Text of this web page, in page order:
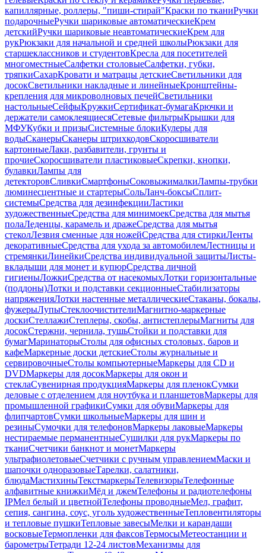
капиллярные, роллеры, "пиши-стирай"Краски по тканиРучки
подарочныеРучки шариковые автоматическиеКрем
детскийРучки шариковые неавтоматическиеКрем для
рукРюкзаки для начальной и средней школыРюкзаки для
старшеклассников и студентовКресла для посетителей
многоместныеСалфетки столовыеСалфетки, губки,
тряпкиСахарКровати и матрацы детскиеСветильники для
досокСветильники накладные и линейныеКронштейны-
крепления для микроволновых печейСветильники
настольныеСейфыКружкиСертификат-бумагаКрючки и
держатели самоклеящиесяСетевые фильтрыКрышки для
МФУКубки и призыСистемные блокиКулеры для
водыСканерыСканеры штрихкодовСкоросшиватели
картонныеЛаки, разбавители, грунты и
прочиеСкоросшиватели пластиковыеСкрепки, кнопки,
булавкиЛампы для
детекторовСливкиСмартфоныСоковыжималкиЛампы-трубки
люминесцентные и стартерыСольЛанч-боксыСплит-
системыСредства для дезинфекцииЛастики
художественныеСредства для минимоекСредства для мытья
полаЛеденцы, карамель и дражеСредства для мытья
стеколЛезвия сменные для ножейСредства для стиркиЛенты
декоративныеСредства для ухода за автомобилемЛестницы и
стремянкиЛинейкиСредства индивидуальной защитыЛисты-
вкладыши для монет и купюрСредства личной
гигиеныЛожкиСредства от насекомыхЛотки горизонтальные
(поддоны)Лотки и подставки секционныеСтабилизаторы
напряженияЛотки настенные металлическиеСтаканы, бокалы,
фужерыЛупыСтеклоочистителиМагнитно-маркерные
доскиСтеллажиСтеплеры, скобы, антистеплерыМагниты для
досокСтержни, чернила, тушьСтойки и подставки для
бумагМаринаторыСтолы для офисных столовых, баров и
кафеМаркерные доски детскиеСтолы журнальные и
сервировочныеСтолы компьютерныеМаркеры для CD и
DVDМаркеры для досокМаркеры для окон и
стеклаСувенирная продукцияМаркеры для пленокСумки
деловые с отделением для ноутбука и планшетовМаркеры для
промышленной графикиСумки для обувиМаркеры для
флипчартовСумки школьныеМаркеры для шин и
резиныСумочки для телефоновМаркеры лаковыеМаркеры
нестираемые перманентныеСушилки для рукМаркеры по
тканиСчетчики банкнот и монетМаркеры
ультрафиолетовыеСчетчики с ручным управлениемМаски и
шапочки одноразовыеТарелки, салатники,
блюдаМастихиныТекстмаркерыТелевизорыТелефонные
алфавитные книжкиМёд и джемТелефоны и радиотелефоны
IPМел белый и цветнойТелефоны проводныеМел, графит,
сепия, сангина, соус, уголь художественныеТепловентиляторы
и тепловые пушкиТепловые завесыМелки и карандаши
восковыеТермопленки для факсовТермосыМетеостанции и
барометрыТетради 12-24 листовМеханизмы для